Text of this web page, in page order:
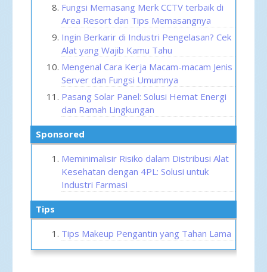
Fungsi Memasang Merk CCTV terbaik di
Area Resort dan Tips Memasangnya
Ingin Berkarir di Industri Pengelasan? Cek
Alat yang Wajib Kamu Tahu
Mengenal Cara Kerja Macam-macam Jenis
Server dan Fungsi Umumnya
Pasang Solar Panel: Solusi Hemat Energi
dan Ramah Lingkungan
sponsored
Meminimalisir Risiko dalam Distribusi Alat
Kesehatan dengan 4PL: Solusi untuk
Industri Farmasi
tips
Tips Makeup Pengantin yang Tahan Lama